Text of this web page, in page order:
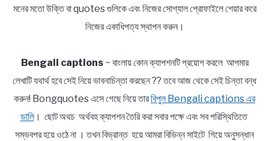
মনের মতো উক্তি বা quotes গুলিকে এবং নিজের সোশ্যাল প্রোফাইলে শেয়ার করে
নিজের একাধিপত্য স্থাপন করুন।
Bengali captions~ বাংলায় কোন ক্যাপশনটি প্রয়োগ করলে আপমার
লেখাটি যথার্থ হবে সেই নিয়ে ভাবনাচিন্তা করছেন ?? তবে আজ থেকে সেই চিন্তা বন্ধ
করুন! Bongquotes এসে গেছে নিয়ে তারবিপুল Bengali captions এর
ডালি। ছোট অথচ অর্থবহ ক্যাপশন তৈরি করা সবার পক্ষে এবং সব পরিস্থিতিতে
সম্ভবপর হয়ে ওঠে না । তখন বিভ্রান্ত হয়ে আমরা বিভিন্ন সাইটে গিয়ে অনুসন্ধান